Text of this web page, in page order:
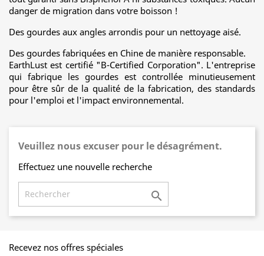
danger de migration dans votre boisson !
Des gourdes aux angles arrondis pour un nettoyage aisé.
Des gourdes fabriquées en Chine de manière responsable.
EarthLust est certifié "B-Certified Corporation". L'entreprise
qui fabrique les gourdes est controllée minutieusement
pour être sûr de la qualité de la fabrication, des standards
pour l'emploi et l'impact environnemental.
Veuillez nous excuser pour le désagrément.
Effectuez une nouvelle recherche

Recevez nos offres spéciales